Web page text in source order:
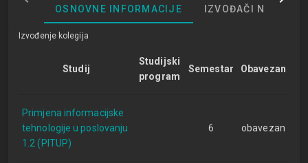
OSNOVNE INFORMACIJE IZVOĐAČI NASTAVE
Izvođenje kolegija
Studij
Studijski
program
Semestar Obavezan
Primjena informacijske
tehnologije u poslovanju
1.2 (PITUP)
6 obavezan